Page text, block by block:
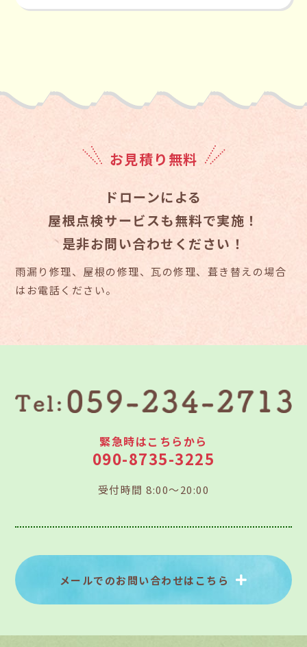
お見積り無料
ドローンによる
屋根点検サービスも無料で実施！
是非お問い合わせください！
雨漏り修理、屋根の修理、瓦の修理、葺き替えの場合
はお電話ください。
緊急時はこちらから
090-8735-3225
受付時間 8:00～20:00
メールでのお問い合わせはこちら